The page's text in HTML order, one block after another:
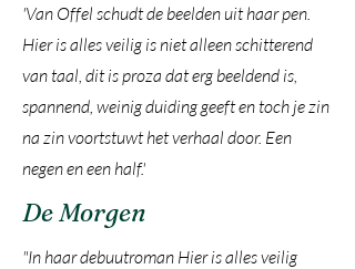
'Van Offel schudt de beelden uit haar pen.
Hier is alles veilig is niet alleen schitterend
van taal, dit is proza dat erg beeldend is,
spannend, weinig duiding geeft en toch je zin
na zin voortstuwt het verhaal door. Een
negen en een half.'
De Morgen
"In haar debuutroman Hier is alles veilig